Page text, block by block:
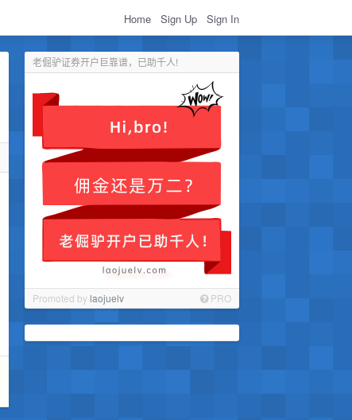
Home Sign Up Sign In
老倔驴证券开户巨靠谱，已助千人!
Promoted bylaojuelv PRO